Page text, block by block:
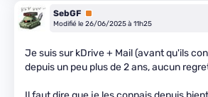
SebGF Premium
Modifié le 26/06/2025 à 11h25
Je suis sur kDrive + Mail (avant qu'ils
depuis un peu plus de 2 ans, aucun